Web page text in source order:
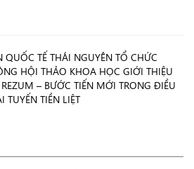
QUỐC TẾ THÁI NGUYÊN TỔ CHỨC
HỘI THẢO KHOA HỌC GIỚI THIỆU
– BƯỚC TIẾN MỚI TRONG ĐIỀU
TUYẾN TIỀN LIỆT